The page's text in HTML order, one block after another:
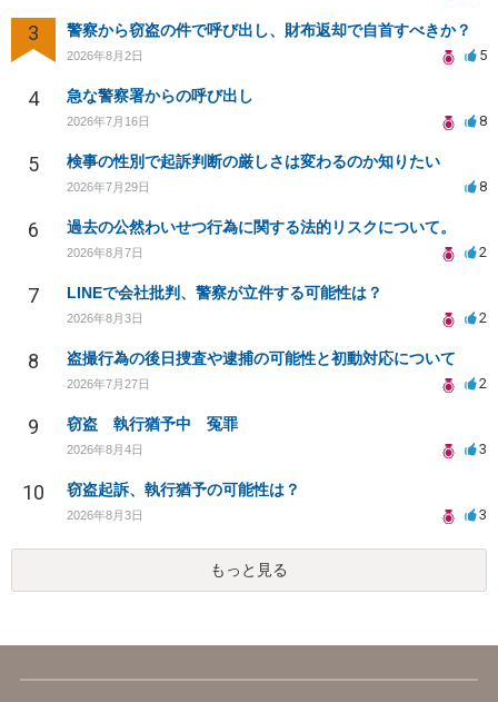
3 警察から窃盗の件で呼び出し、財布返却で自首すべきか？
2026年8月2日 5
4 急な警察署からの呼び出し
2026年7月16日 8
5 検事の性別で起訴判断の厳しさは変わるのか知りたい
2026年7月29日 8
6 過去の公然わいせつ行為に関する法的リスクについて。
2026年8月7日 2
7 LINEで会社批判、警察が立件する可能性は？
2026年8月3日 2
8 盗撮行為の後日捜査や逮捕の可能性と初動対応について
2026年7月27日 2
9 窃盗 執行猶予中 冤罪
2026年8月4日 3
10 窃盗起訴、執行猶予の可能性は？
2026年8月3日 3
もっと見る